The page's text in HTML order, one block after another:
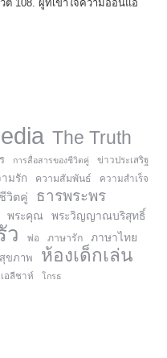
ต 108. ผู้ที่เข้าใจความอ่อนแอ
The Truth
การสื่อสารของชีวิตคู่ ข่าวประเสริฐ
มรัก ความสัมพันธ์ ความสำเร็จ
ชีวิตคู่ ธารพระพร
พระคุณ
พระวิญญาณบริสุทธิ์
ว พ่อ ภาษารัก ภาษาไทย
สุขภาพ ห้องเด็กเล่น
เอลีชาห์ โกรธ